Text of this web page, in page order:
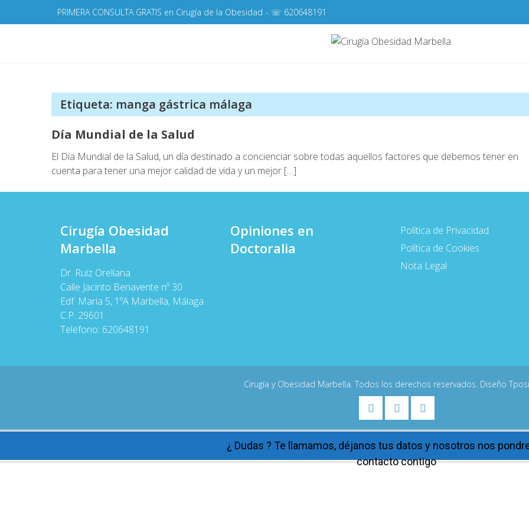
PRIMERA CONSULTA GRATIS en Cirugía de la Obesidad - ☏ 620648191
Etiqueta: manga gástrica málaga
Día Mundial de la Salud
El Día Mundial de la Salud, un día destinado a concienciar sobre todas aquellos factores que debemos tener en
cuenta para tener una mejor calidad de vida y un mejor […]
Cirugía Obesidad
Marbella
Dr. Ruíz Orellana
Calle Jacinto Benavente nº 30
Edf. Maria 5, 1ºA Marbella, Málaga
C.P. 29601
Teléfono: 620648191
Opiniones en
Doctoralia
Política de Privacidad
Política de Cookies
Nota Legal
Cirugía y Obesidad Marbella. Todos los derechos reservados. Diseño
¿ Dudas ? Te llamamos, déjanos tus datos y nosotros nos
contacto contigo